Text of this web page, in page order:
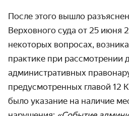
После этого вышло
Верховного суда от 25
некоторых вопросах,
практике при рассмотрении
административных
предусмотренных главой 12
было указание на наличие